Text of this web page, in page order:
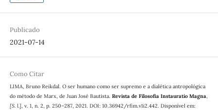
Publicado
2021-07-14
Como Citar
LIMA, Bruno Reikdal. O ser humano como ser supremo e a dialética antropológica
do método de Marx, de Juan José Bautista. Revista de Filosofia Instauratio Magna
[S. l.], v. 1, n. 2, p. 250–287, 2021. DOI: 10.36942/rfim.v1i2.442. Disponível em: